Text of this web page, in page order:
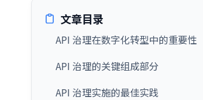
文章目录
API 治理在数字化转型中的重要性
API 治理的关键组成部分
API 治理实施的最佳实践